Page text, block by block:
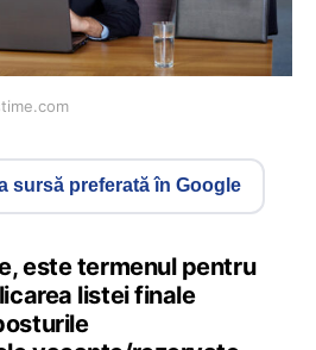
sursă preferată în Google
este termenul pentru
listei finale